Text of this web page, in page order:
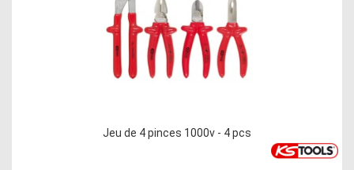
Jeu de 4 pinces 1000v - 4 pcs